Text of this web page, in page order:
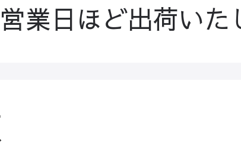
業日ほど出荷いた